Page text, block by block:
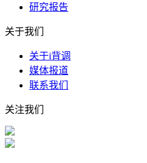
研究报告
关于我们
关于i背调
媒体报道
联系我们
关注我们